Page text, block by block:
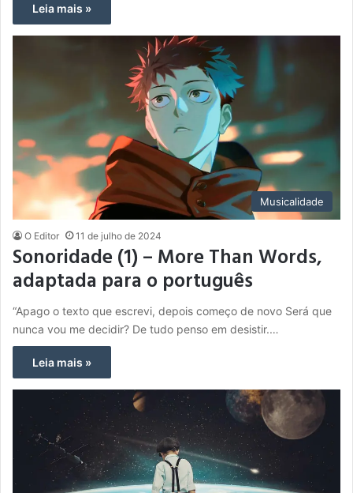
Leia mais »
Musicalidade
O Editor 11 de julho de 2024
Sonoridade (1) – More Than Words,
adaptada para o português
“Apago o texto que escrevi, depois começo de novo Será que
nunca vou me decidir? De tudo penso em desistir.…
Leia mais »